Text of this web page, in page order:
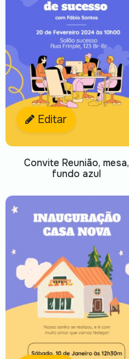
Editar
Convite Reunião, mesa,
fundo azul